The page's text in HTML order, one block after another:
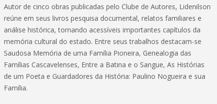
Autor de cinco obras publicadas pelo Clube de Autores, Lidenilson
reúne em seus livros pesquisa documental, relatos familiares e
análise histórica, tornando acessíveis importantes capítulos da
memória cultural do estado. Entre seus trabalhos destacam-se
Saudosa Memória de uma Família Pioneira, Genealogia das
Famílias Cascavelenses, Entre a Batina e o Sangue, As Histórias
de um Poeta e Guardadores da História: Paulino Nogueira e sua
Família.